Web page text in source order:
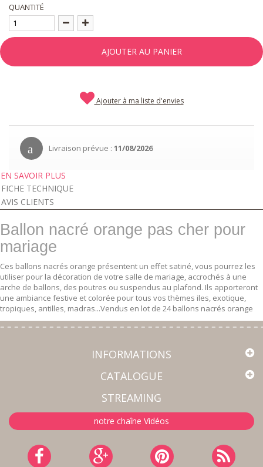
QUANTITÉ
AJOUTER AU PANIER
Ajouter à ma liste d'envies
Livraison prévue : 11/08/2026
EN SAVOIR PLUS
FICHE TECHNIQUE
AVIS CLIENTS
Ballon nacré orange pas cher pour
mariage
Ces ballons nacrés orange présentent un effet satiné, vous pourrez les
utiliser pour la décoration de votre salle de mariage, accrochés à une
arche de ballons, des poutres ou suspendus au plafond. Ils apporteront
une ambiance festive et colorée pour tous vos thèmes iles, exotique,
tropiques, antilles, madras...Vendus en lot de 24 ballons nacrés orange
INFORMATIONS
CATALOGUE
STREAMING
notre chaîne Vidéos